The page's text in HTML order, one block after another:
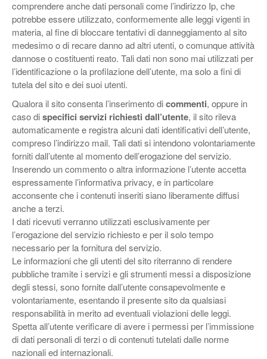
comprendere anche dati personali come l’indirizzo Ip, che
potrebbe essere utilizzato, conformemente alle leggi vigenti in
materia, al fine di bloccare tentativi di danneggiamento al sito
medesimo o di recare danno ad altri utenti, o comunque attività
dannose o costituenti reato. Tali dati non sono mai utilizzati per
l’identificazione o la profilazione dell’utente, ma solo a fini di
tutela del sito e dei suoi utenti.
Qualora il sito consenta l’inserimento dicommenti, oppure in
caso dispecifici servizi richiesti dall’utente, il sito rileva
automaticamente e registra alcuni dati identificativi dell’utente,
compreso l’indirizzo mail. Tali dati si intendono volontariamente
forniti dall’utente al momento dell’erogazione del servizio.
Inserendo un commento o altra informazione l’utente accetta
espressamente l’informativa privacy, e in particolare
acconsente che i contenuti inseriti siano liberamente diffusi
anche a terzi.
I dati ricevuti verranno utilizzati esclusivamente per
l’erogazione del servizio richiesto e per il solo tempo
necessario per la fornitura del servizio.
Le informazioni che gli utenti del sito riterranno di rendere
pubbliche tramite i servizi e gli strumenti messi a disposizione
degli stessi, sono fornite dall’utente consapevolmente e
volontariamente, esentando il presente sito da qualsiasi
responsabilità in merito ad eventuali violazioni delle leggi.
Spetta all’utente verificare di avere i permessi per l’immissione
di dati personali di terzi o di contenuti tutelati dalle norme
nazionali ed internazionali.